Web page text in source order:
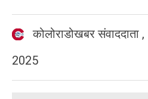
कोलोराडोखबर संवाददाता ,
2025